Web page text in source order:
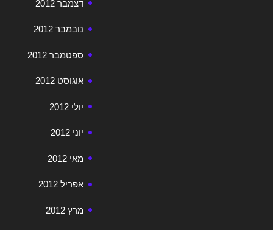
דצמבר 2012
נובמבר 2012
ספטמבר 2012
אוגוסט 2012
יולי 2012
יוני 2012
מאי 2012
אפריל 2012
מרץ 2012